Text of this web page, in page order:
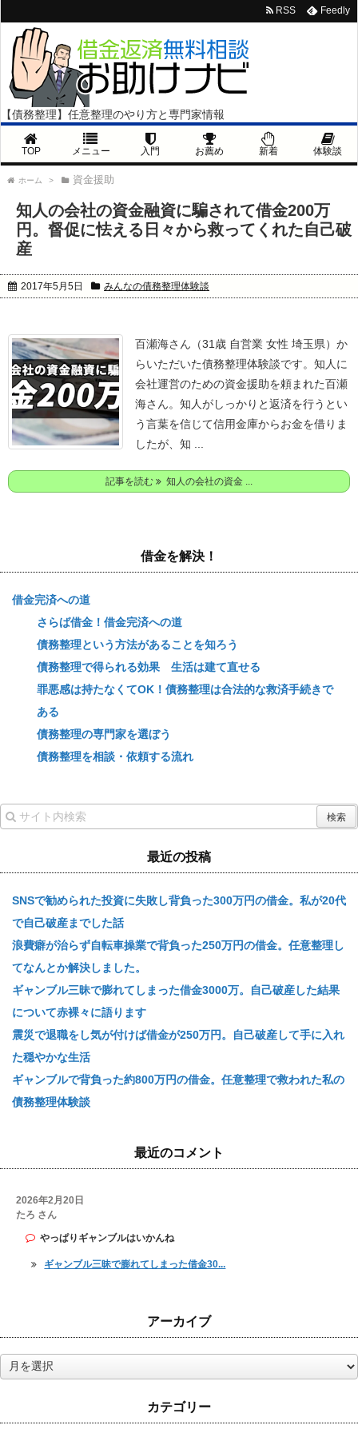
【債務整理】任意整理のやり方と専門家情報
TOP メニュー 入門 お薦め 新着 体験談
RSS Feedly
ホーム > 資金援助
知人の会社の資金融資に騙されて借金200万
円。督促に怯える日々から救ってくれた自己破
産
2017年5月5日 みんなの債務整理体験談
百瀬海さん（31歳 自営業 女性 埼玉県）か
らいただいた債務整理体験談です。 知人に
会社運営のための資金援助を頼まれた百瀬
海さん。 知人がしっかりと返済を行うとい
う言葉を信じて信用金庫からお金を借りま
したが、知 ...
記事を読む 知人の会社の資金 ...
借金を解決！
借金完済への道
さらば借金！借金完済への道
債務整理という方法があることを知ろう
債務整理で得られる効果 生活は建て直せる
罪悪感は持たなくてOK！債務整理は合法的な救済手続きで
ある
債務整理の専門家を選ぼう
債務整理を相談・依頼する流れ
最近の投稿
SNSで勧められた投資に失敗し背負った300万円の借金。私が20代
で自己破産までした話
浪費癖が治らず自転車操業で背負った250万円の借金。任意整理し
てなんとか解決しました。
ギャンブル三昧で膨れてしまった借金3000万。自己破産した結果
について赤裸々に語ります
震災で退職をし気が付けば借金が250万円。自己破産して手に入れ
た穏やかな生活
ギャンブルで背負った約800万円の借金。任意整理で救われた私の
債務整理体験談
最近のコメント
2026年2月20日
たろ さん
やっぱりギャンブルはいかんね
ギャンブル三昧で膨れてしまった借金30...
アーカイブ
ー
ブ
カテゴリー